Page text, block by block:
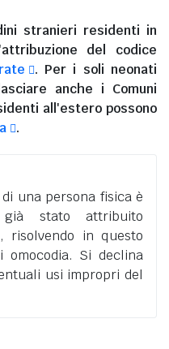
stranieri residenti in
del codice
. Per i soli neonati
anche i Comuni
all'esteropossono
.
una persona fisica è
stato attribuito
risolvendo in questo
Si declina
usi impropri del